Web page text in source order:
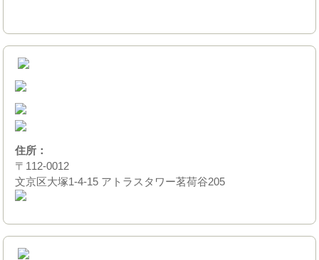
住所：
〒112-0012
文京区大塚1-4-15 アトラスタワー茗荷谷205